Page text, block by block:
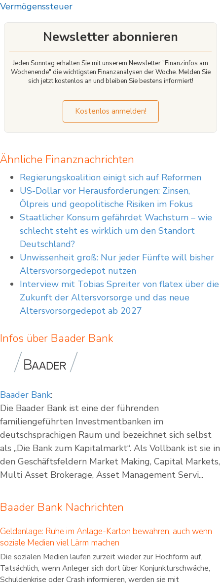
Vermögenssteuer
Newsletter abonnieren
Jeden Sonntag erhalten Sie mit unserem Newsletter "Finanzinfos am
Wochenende" die wichtigsten Finanzanalysen der Woche. Melden Sie
sich jetzt kostenlos an und bleiben Sie bestens informiert!
Kostenlos anmelden!
Ähnliche Finanznachrichten
Regierungskoalition einigt sich auf Reformen
US-Dollar vor Herausforderungen: Zinsen,
Ölpreis und geopolitische Risiken im Fokus
Staatlicher Konsum gefährdet Wachstum – wie
schlecht steht es wirklich um den Standort
Deutschland?
Unwissenheit groß: Nur jeder Fünfte will bisher
Altersvorsorgedepot nutzen
Interview mit Tobias Spreiter von flatex über die
Zukunft der Altersvorsorge und das neue
Altersvorsorgedepot ab 2027
Infos über Baader Bank
Baader Bank:
Die Baader Bank ist eine der führenden
familiengeführten Investmentbanken im
deutschsprachigen Raum und bezeichnet sich selbst
als „Die Bank zum Kapitalmarkt“. Als Vollbank ist sie in
den Geschäftsfeldern Market Making, Capital Markets,
Multi Asset Brokerage, Asset Management Servi...
Baader Bank Nachrichten
Geldanlage: Ruhe im Anlage-Karton bewahren, auch wenn
soziale Medien viel Lärm machen
Die sozialen Medien laufen zurzeit wieder zur Hochform auf.
Tatsächlich, wenn Anleger sich dort über Konjunkturschwäche,
Schuldenkrise oder Crash informieren, werden sie mit